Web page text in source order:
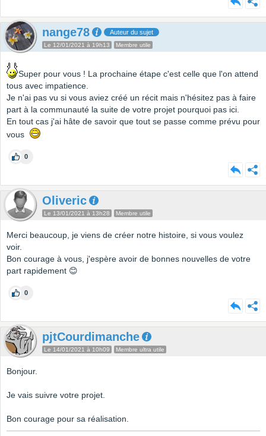
nange78 Auteur du sujet
Le 12/01/2021 à 19h13 Membre utile
Super pour vous ! La prochaine étape c'est celle que l'on attend
tous avec impatience.
Je n'ai pas vu si vous aviez créé un récit mais n'hésitez pas à faire
part à la communauté la suite de votre projet pourquoi pas ici.
En tout cas j'ai hâte de savoir que tout se passe comme prévu pour
vous
0
Oliveric
Le 13/01/2021 à 13h28 Membre utile
Merci beaucoup, je viens de créer notre histoire, si vous voulez
voir.
Bon courage à vous, j'espère avoir de bonnes nouvelles de votre
part rapidement 😊
0
pjtCourdimanche
Le 14/01/2021 à 10h09 Membre ultra utile
Bonjour.
Je vais suivre votre projet.
Bon courage pour sa réalisation.